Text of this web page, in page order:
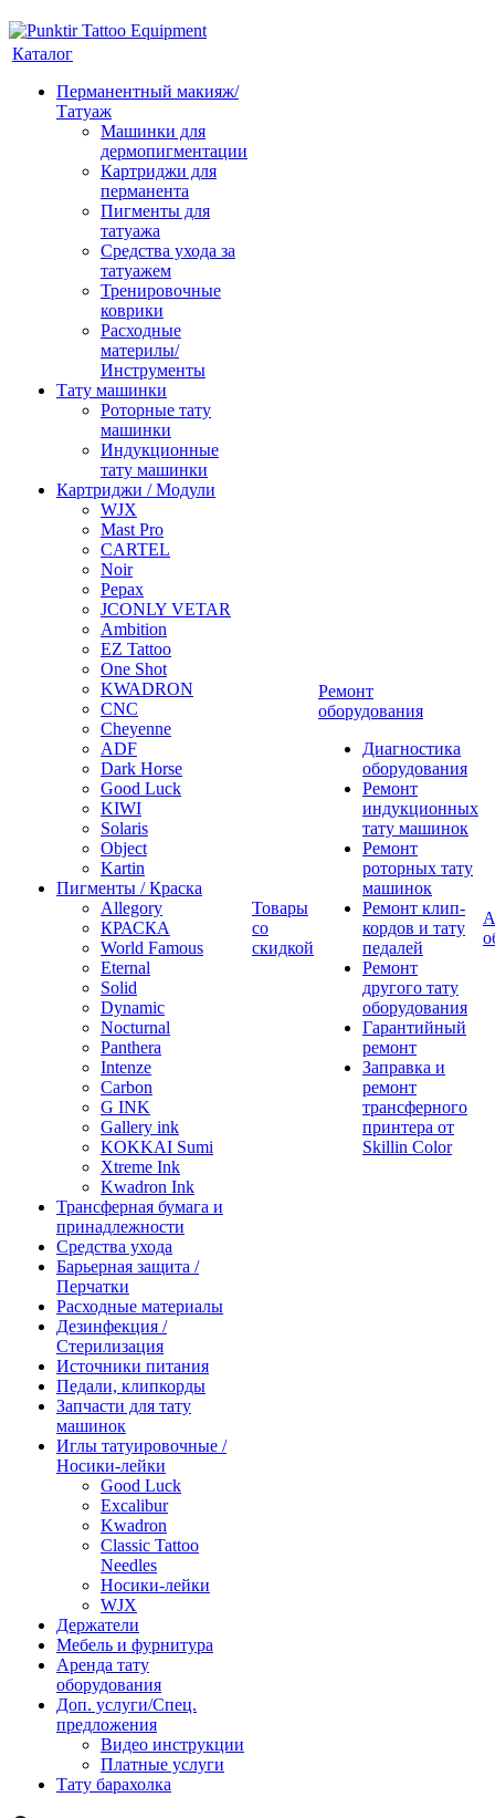
Каталог
Перманентный макияж/
Татуаж
Машинки для
дермопигментации
Картриджи для
перманента
Пигменты для
татуажа
Средства ухода за
татуажем
Тренировочные
коврики
Расходные
материлы/
Инструменты
Тату машинки
Роторные тату
машинки
Индукционные
тату машинки
Картриджи / Модули
WJX
Mast Pro
CARTEL
Noir
Pepax
JCONLY VETAR
Ambition
EZ Tattoo
One Shot
KWADRON
CNC
Cheyenne
ADF
Dark Horse
Good Luck
KIWI
Solaris
Object
Kartin
Пигменты / Краска
Allegory
КРАСКА
World Famous
Eternal
Solid
Dynamic
Nocturnal
Panthera
Intenze
Carbon
G INK
Gallery ink
KOKKAI Sumi
Xtreme Ink
Kwadron Ink
Трансферная бумага и
принадлежности
Средства ухода
Барьерная защита /
Перчатки
Расходные материалы
Дезинфекция /
Стерилизация
Источники питания
Педали, клипкорды
Запчасти для тату
машинок
Иглы татуировочные /
Носики-лейки
Good Luck
Excalibur
Kwadron
Classic Tattoo
Needles
Носики-лейки
WJX
Держатели
Мебель и фурнитура
Аренда тату
оборудования
Доп. услуги/Спец.
предложения
Видео инструкции
Платные услуги
Тату барахолка
Товары
со
скидкой
Ремонт
оборудования
Диагностика
оборудования
Ремонт
индукционных
тату машинок
Ремонт
роторных тату
машинок
Ремонт клип-
кордов и тату
педалей
Ремонт
другого тату
оборудования
Гарантийный
ремонт
Заправка и
ремонт
трансферного
принтера от
Skillin Color